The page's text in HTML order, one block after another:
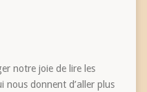
notre joie de lire les
donnent d’aller plus